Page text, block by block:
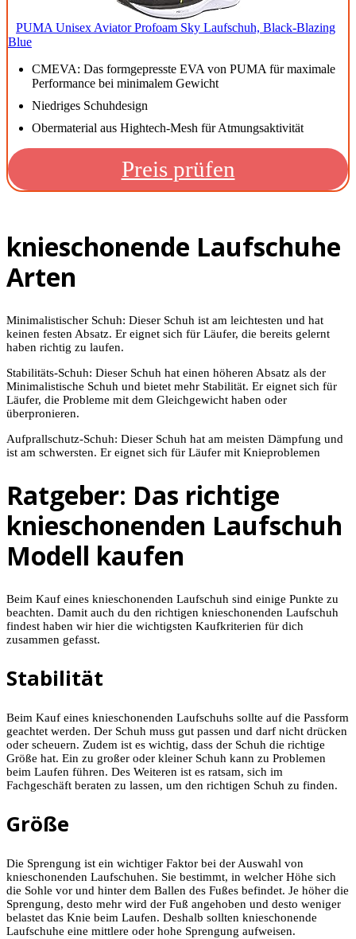
PUMA Unisex Aviator Profoam Sky Laufschuh, Black-Blazing
Blue
CMEVA: Das formgepresste EVA von PUMA für maximale
Performance bei minimalem Gewicht
Niedriges Schuhdesign
Obermaterial aus Hightech-Mesh für Atmungsaktivität
Preis prüfen
knieschonende Laufschuhe
Arten
Minimalistischer Schuh: Dieser Schuh ist am leichtesten und hat
keinen festen Absatz. Er eignet sich für Läufer, die bereits gelernt
haben richtig zu laufen.
Stabilitäts-Schuh: Dieser Schuh hat einen höheren Absatz als der
Minimalistische Schuh und bietet mehr Stabilität. Er eignet sich für
Läufer, die Probleme mit dem Gleichgewicht haben oder
überpronieren.
Aufprallschutz-Schuh: Dieser Schuh hat am meisten Dämpfung und
ist am schwersten. Er eignet sich für Läufer mit Knieproblemen
Ratgeber: Das richtige
knieschonenden Laufschuh
Modell kaufen
Beim Kauf eines knieschonenden Laufschuh sind einige Punkte zu
beachten. Damit auch du den richtigen knieschonenden Laufschuh
findest haben wir hier die wichtigsten Kaufkriterien für dich
zusammen gefasst.
Stabilität
Beim Kauf eines knieschonenden Laufschuhs sollte auf die Passform
geachtet werden. Der Schuh muss gut passen und darf nicht drücken
oder scheuern. Zudem ist es wichtig, dass der Schuh die richtige
Größe hat. Ein zu großer oder kleiner Schuh kann zu Problemen
beim Laufen führen. Des Weiteren ist es ratsam, sich im
Fachgeschäft beraten zu lassen, um den richtigen Schuh zu finden.
Größe
Die Sprengung ist ein wichtiger Faktor bei der Auswahl von
knieschonenden Laufschuhen. Sie bestimmt, in welcher Höhe sich
die Sohle vor und hinter dem Ballen des Fußes befindet. Je höher die
Sprengung, desto mehr wird der Fuß angehoben und desto weniger
belastet das Knie beim Laufen. Deshalb sollten knieschonende
Laufschuhe eine mittlere oder hohe Sprengung aufweisen.